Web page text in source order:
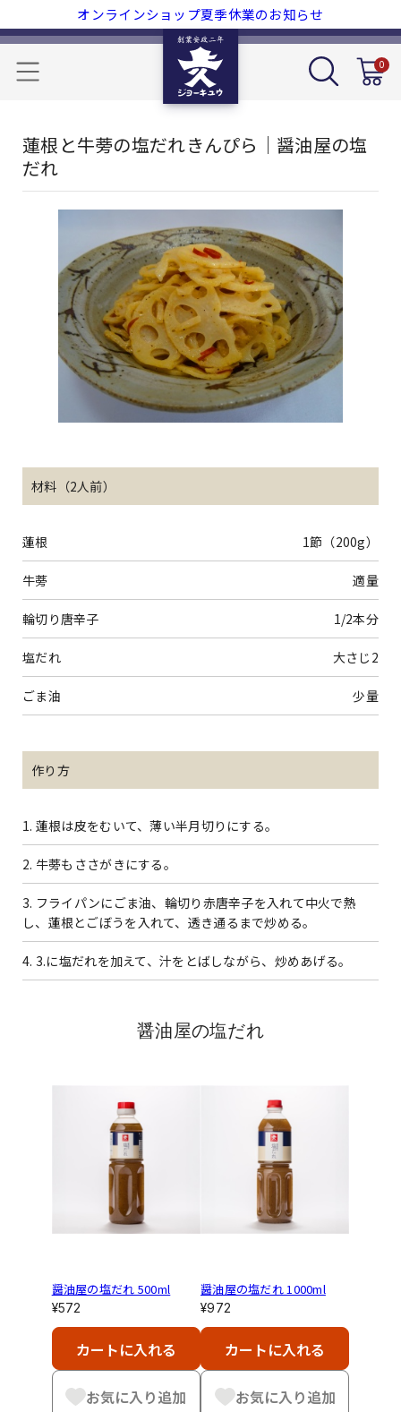
オンラインショップ夏季休業のお知らせ
0
醤油屋の塩だれ
醤油屋の塩だれ 500ml
¥572
カートに入れる
お気に入り追加
醤油屋の塩だれ 1000ml
¥972
カートに入れる
お気に入り追加
蓮根と牛蒡の塩だれきんぴら｜醤油屋の塩
だれ
材料（2人前）
蓮根 1節（200g）
牛蒡 適量
輪切り唐辛子 1/2本分
塩だれ 大さじ2
ごま油 少量
作り方
1. 蓮根は皮をむいて、薄い半月切りにする。
2. 牛蒡もささがきにする。
3. フライパンにごま油、輪切り赤唐辛子を入れて中火で熱
し、蓮根とごぼうを入れて、透き通るまで炒める。
4. 3.に塩だれを加えて、汁をとばしながら、炒めあげる。